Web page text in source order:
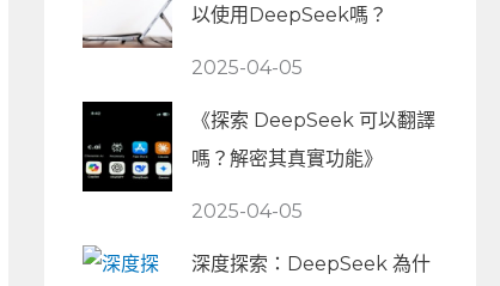
以使用DeepSeek嗎？
2025-04-05
《探索 DeepSeek 可以翻譯
嗎？解密其真實功能》
2025-04-05
深度探索：DeepSeek 為什